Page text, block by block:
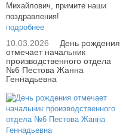
Михайлович, примите наши
поздравления!
подробнее
10.03.2026
День рождения
отмечает начальник
производственного отдела
№6 Пестова Жанна
Геннадьевна